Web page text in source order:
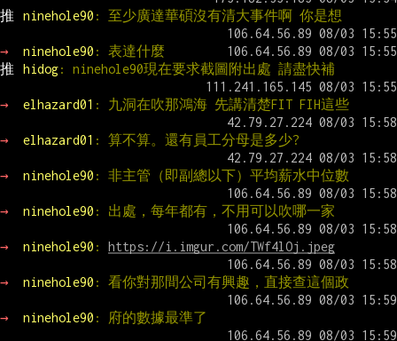
推 ninehole90 : 至少廣達華碩沒有清大事件啊 你是想
→ ninehole90 : 表達什麼
推
hidog: ninehole90現在要求截圖附出處 請盡快補
→ elhazard01 : 九洞在吹那鴻海 先講清楚FIT FIH這些
→ elhazard01 : 算不算。還有員工分母是多少?
→ ninehole90 : 非主管（即副總以下）平均薪水中位數
→ ninehole90 : 出處，每年都有，不用可以吹哪一家
→ ninehole90 : https://i.imgur.com/TWf4lOj.jpeg
→ ninehole90 : 看你對那間公司有興趣，直接查這個政
→ ninehole90 : 府的數據最準了